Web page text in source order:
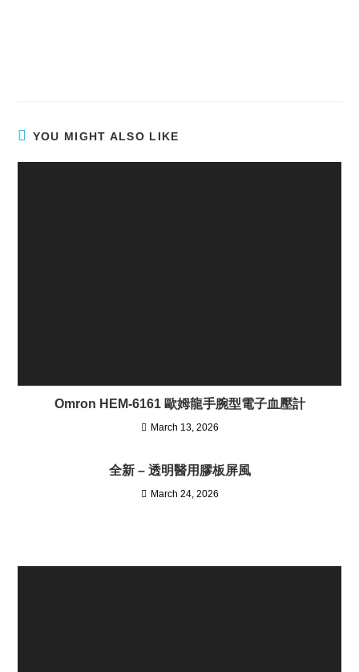
YOU MIGHT ALSO LIKE
Omron HEM-6161 歐姆龍手腕型電子血壓計
March 13, 2026
全新 – 透明醫用膠板屏風
March 24, 2026